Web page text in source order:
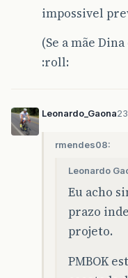
impossivel
(Se a mãe
:roll:
Leonardo_Gaona
rmendes08:
Leonardo
Eu acho
prazo
projeto.
PMBOK